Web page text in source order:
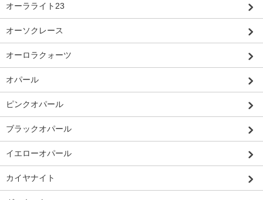
オーラライト23
オーソクレース
オーロラクォーツ
オパール
ピンクオパール
ブラックオパール
イエローオパール
カイヤナイト